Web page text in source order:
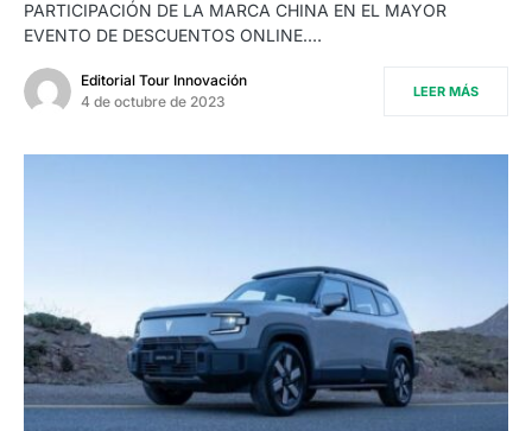
PARTICIPACIÓN DE LA MARCA CHINA EN EL MAYOR
EVENTO DE DESCUENTOS ONLINE.…
Editorial Tour Innovación
4 de octubre de 2023
LEER MÁS